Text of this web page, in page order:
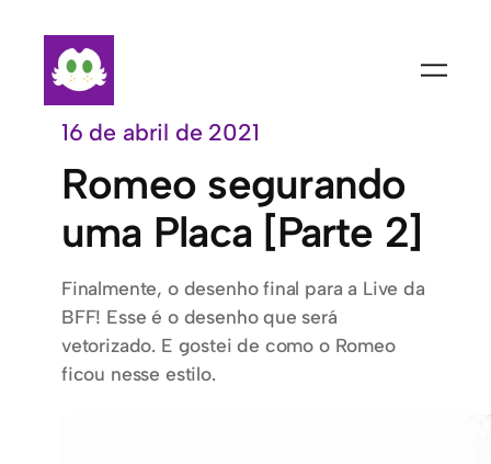
conteúdo
16 de abril de 2021
Romeo segurando
uma Placa [Parte 2]
Finalmente, o desenho final para a Live da
BFF! Esse é o desenho que será
vetorizado. E gostei de como o Romeo
ficou nesse estilo.